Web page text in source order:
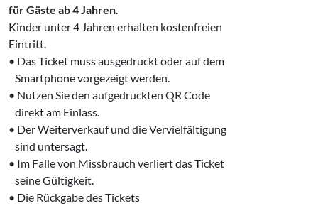
für Gäste ab 4 Jahren
Kinder unter 4 Jahren erhalten kostenfreien
Eintritt.
• Das Ticket muss ausgedruckt oder auf dem
Smartphone vorgezeigt werden.
• Nutzen Sie den aufgedruckten QR Code
direkt am Einlass.
• Der Weiterverkauf und die Vervielfältigung
sind untersagt.
• Im Falle von Missbrauch verliert das Ticket
seine Gültigkeit.
• Die Rückgabe des Tickets